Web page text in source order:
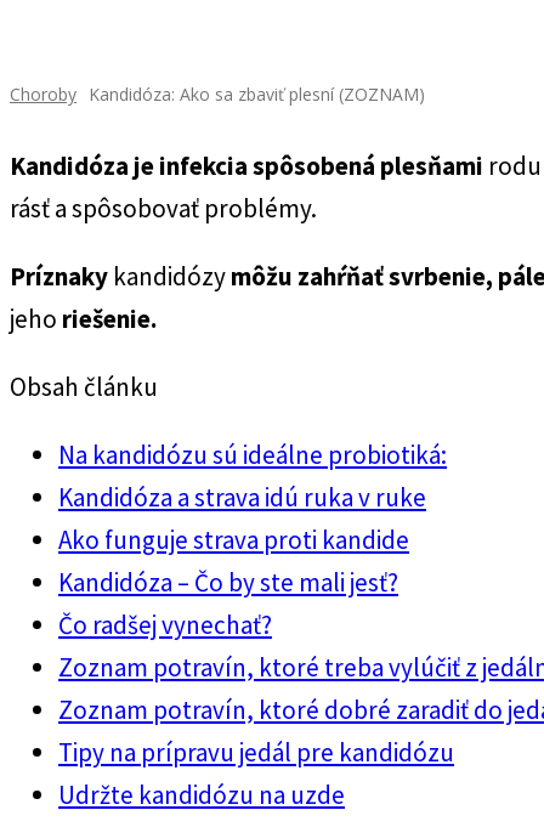
Choroby Kandidóza: Ako sa zbaviť plesní (ZOZNAM)
Kandidóza je infekcia spôsobená plesňami
rásť a spôsobovať problémy.
Príznaky kandidózymôžu zahŕňať svrbenie,
jeho riešenie.
Obsah článku
Na kandidózu sú ideálne probiotiká:
Kandidóza a strava idú ruka v ruke
Ako funguje strava proti kandide
Kandidóza – Čo by ste mali jesť?
Čo radšej vynechať?
Zoznam potravín, ktoré treba vylúčiť z
Zoznam potravín, ktoré dobré zaradiť do
Tipy na prípravu jedál pre kandidózu
Udržte kandidózu na uzde